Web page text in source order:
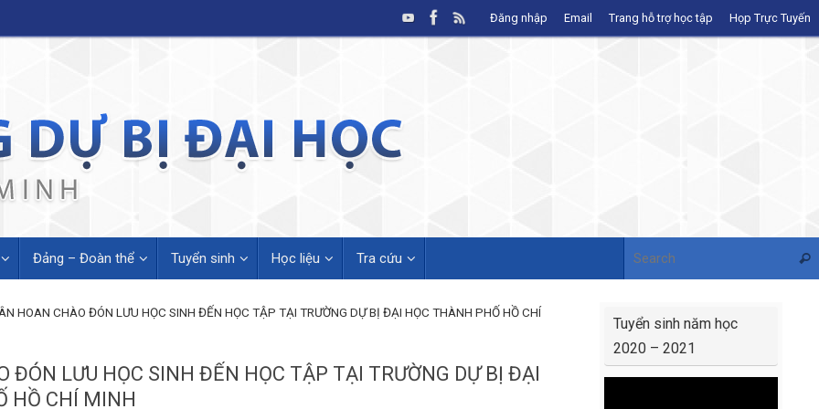
Đăng nhập Email Trang hỗ trợ học tập Họp Trực Tuyến
Đảng – Đoàn thể Tuyển sinh Học liệu Tra cứu
HOAN CHÀO ĐÓN LƯU HỌC SINH ĐẾN HỌC TẬP TẠI TRƯỜNG DỰ BỊ ĐẠI HỌC THÀNH PHỐ HỒ CHÍ
ĐÓN LƯU HỌC SINH ĐẾN HỌC TẬP TẠI TRƯỜNG DỰ BỊ ĐẠI
HỒ CHÍ MINH
Tuyển sinh năm học
2020 – 2021